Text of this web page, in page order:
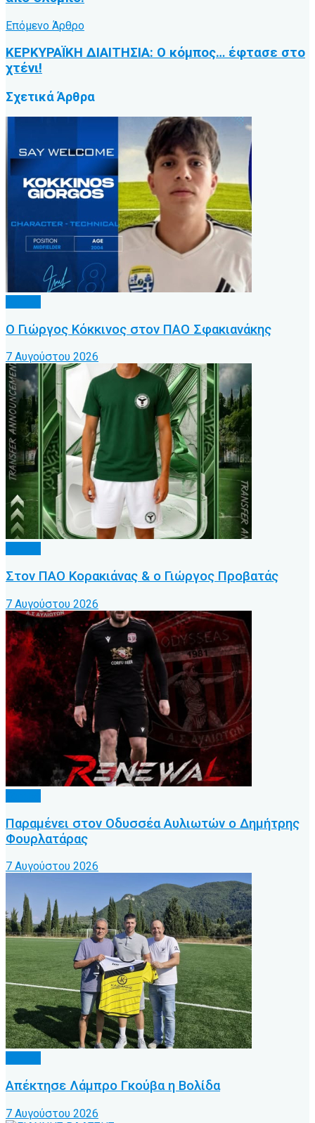
Επόμενο Άρθρο
ΚΕΡΚΥΡΑΪΚΗ ΔΙΑΙΤΗΣΙΑ: Ο κόμπος… έφτασε στο
χτένι!
ΣχετικάΆρθρα
Ο Γιώργος Κόκκινος στον ΠΑΟ Σφακιανάκης
7 Αυγούστου 2026
Στον ΠΑΟ Κορακιάνας & ο Γιώργος Προβατάς
7 Αυγούστου 2026
Παραμένει στον Οδυσσέα Αυλιωτών ο Δημήτρης
Φουρλατάρας
7 Αυγούστου 2026
Απέκτησε Λάμπρο Γκούβα η Βολίδα
7 Αυγούστου 2026